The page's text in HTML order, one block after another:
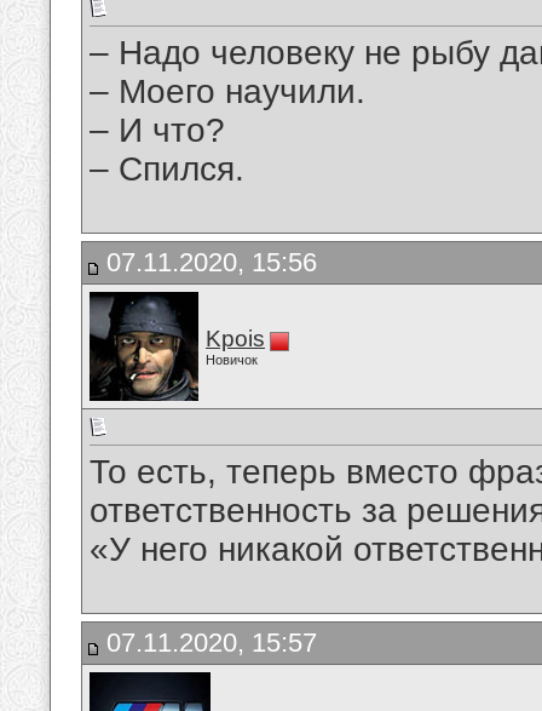
– Надо человеку не рыбу
– Моего научили.
– И что?
– Спился.
07.11.2020, 15:56
Kpois
Новичок
То есть, теперь вместо
ответственность за
«У него никакой
07.11.2020, 15:57